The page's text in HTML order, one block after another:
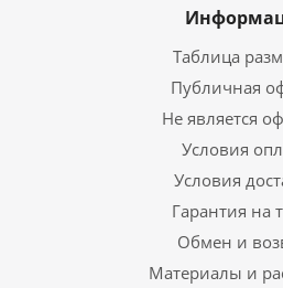
Таблица
Публичная
Не является
Условия
Условия
Гарантия на
Обмен и
Материалы и